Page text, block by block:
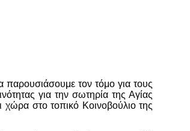
παρουσιάσουμε τον τόμο για τους
για την σωτηρία της Αγίας
στο τοπικό Κοινοβούλιο της